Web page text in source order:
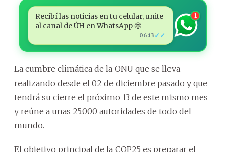
Recibí las noticias en tu celular, unite
al canal de ÚH en WhatsApp 🤩
06:13 ✓✓
1
La cumbre climática de la ONU que se lleva
realizando desde el 02 de diciembre pasado y que
tendrá su cierre el próximo 13 de este mismo mes
y reúne a unas 25.000 autoridades de todo del
mundo.
El objetivo principal de la COP25 es preparar el